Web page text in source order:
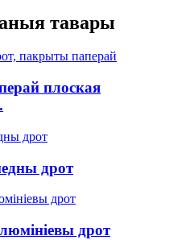
тавары
плоская
дрот
дрот